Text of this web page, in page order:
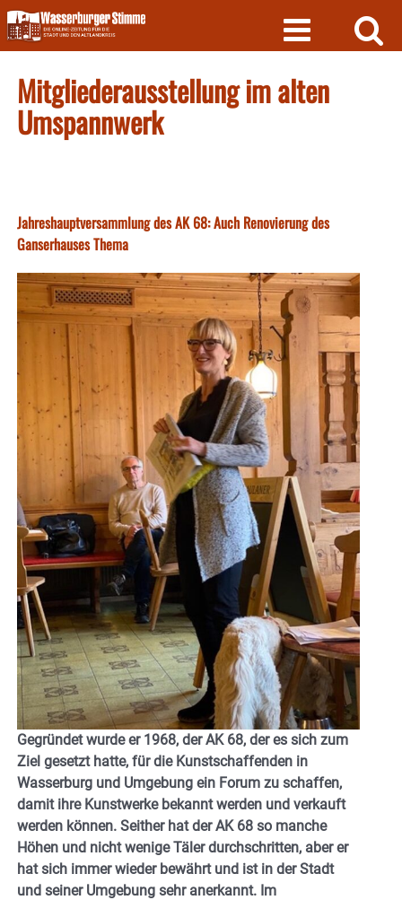
Skip
to
content
Mitgliederausstellung im alten
Umspannwerk
Jahreshauptversammlung des AK 68: Auch Renovierung des
Ganserhauses Thema
Gegründet wurde er 1968, der AK 68, der es sich zum
Ziel gesetzt hatte, für die Kunstschaffenden in
Wasserburg und Umgebung ein Forum zu schaffen,
damit ihre Kunstwerke bekannt werden und verkauft
werden können. Seither hat der AK 68 so manche
Höhen und nicht wenige Täler durchschritten, aber er
hat sich immer wieder bewährt und ist in der Stadt
und seiner Umgebung sehr anerkannt. Im